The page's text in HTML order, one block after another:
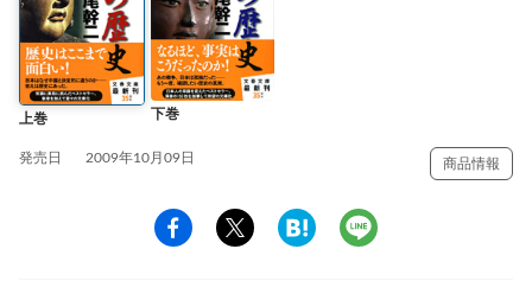
上巻 下巻
発売日 2009年10月09日 商品情報